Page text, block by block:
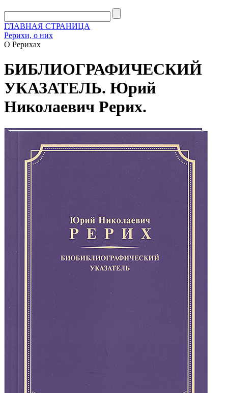
ГЛАВНАЯ СТРАНИЦА
Рерихи, о них
О Рерихах
БИБЛИОГРАФИЧЕСКИЙ
УКАЗАТЕЛЬ. Юрий
Николаевич Рерих.